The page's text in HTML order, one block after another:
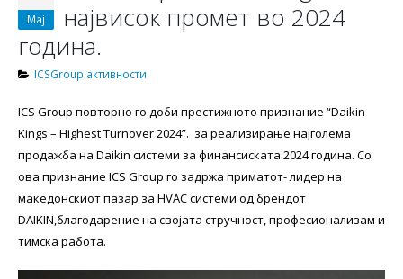
Мај
највисок промет во 2024
годинa.
ICSGroup активности
ICS Group повторно го доби престижното признание “Daikin
Kings – Highest Turnover 2024”. за реализирање најголема
продажба на Daikin системи за финансиската 2024 година. Со
ова признание ICS Group го задржа приматот- лидер на
македонскиот пазар за HVAC системи од брендот
DAIKIN,благодарение на својата стручност, професионализам и
тимска работа.